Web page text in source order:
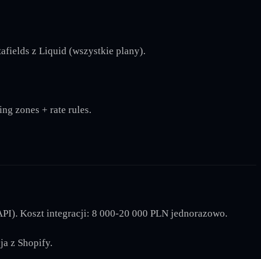
z Liquid (wszystkie plany).
zones + rate rules.
Koszt integracji: 8 000-20 000 PLN jednorazowo.
z Shopify.